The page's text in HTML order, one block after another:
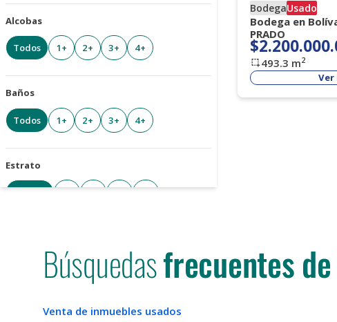
Alcobas
Todos 1+ 2+ 3+ 4+
Baños
Todos 1+ 2+ 3+ 4+
Estrato
1+ 2+ 3+ 4+
Tipo de parqueadero
BodegaUsado
Bodega en
PRADO
493.3 m2
Ver
Búsquedasfrecuentes
Venta de inmuebles usados